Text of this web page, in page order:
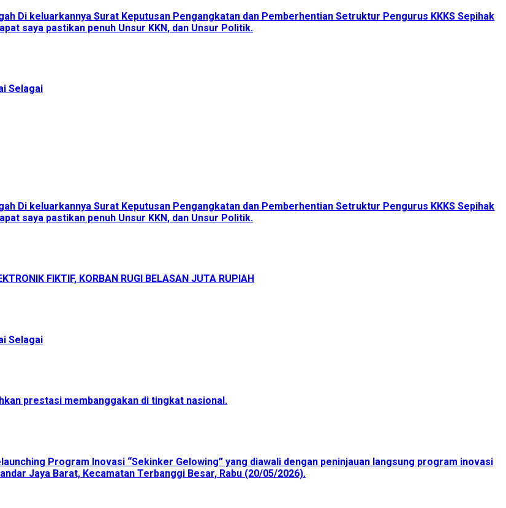
Di keluarkannya Surat Keputusan Pengangkatan dan Pemberhentian Setruktur Pengurus KKKS Sepihak
saya pastikan penuh Unsur KKN, dan Unsur Politik.
Selagai
Di keluarkannya Surat Keputusan Pengangkatan dan Pemberhentian Setruktur Pengurus KKKS Sepihak
saya pastikan penuh Unsur KKN, dan Unsur Politik.
FIKTIF, KORBAN RUGI BELASAN JUTA RUPIAH
Selagai
prestasi membanggakan di tingkat nasional.
Program Inovasi “Sekinker Gelowing” yang diawali dengan peninjauan langsung program inovasi
Jaya Barat, Kecamatan Terbanggi Besar, Rabu (20/05/2026).